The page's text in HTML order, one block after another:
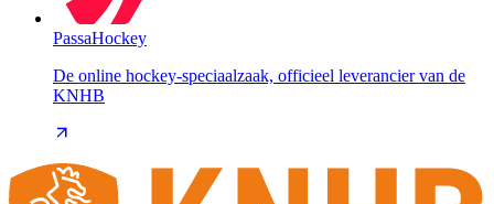
PassaHockey
De online hockey-speciaalzaak, officieel leverancier van de
KNHB